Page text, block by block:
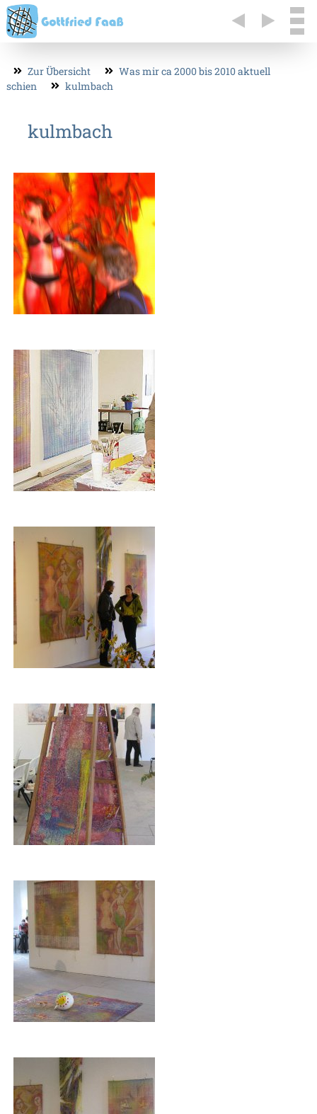
Zur Übersicht
Was mir ca 2000 bis 2010 aktuell
schien
kulmbach
kulmbach